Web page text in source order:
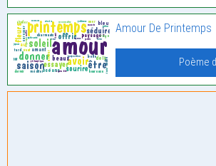
Amour De Printemps
Poème